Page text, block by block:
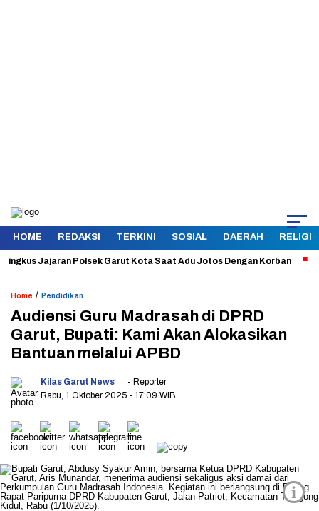
HOME REDAKSI TERKINI SOSIAL DAERAH RELIGI
Jajaran Polsek Garut Kota Saat Adu Jotos Dengan Korban
Home / Pendidikan
Audiensi Guru Madrasah di DPRD
Garut, Bupati: Kami Akan Alokasikan
Bantuan melalui APBD
Kilas Garut News
- Reporter
Rabu, 1 Oktober 2025 - 17:09 WIB
i